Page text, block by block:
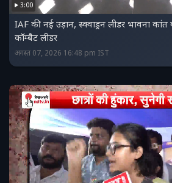
3:00
IAF की नई उड़ान, स्क्वाड्रन लीडर भावना कांत
कॉम्बैट लीडर
अगस्त 07, 2026 16:48 pm IST